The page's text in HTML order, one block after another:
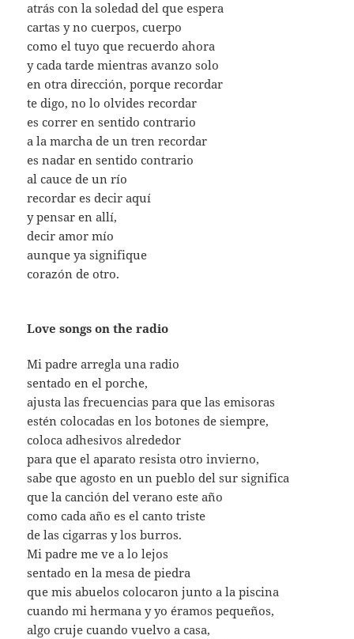
atrás con la soledad del que espera
cartas y no cuerpos, cuerpo
como el tuyo que recuerdo ahora
y cada tarde mientras avanzo solo
en otra dirección, porque recordar
te digo, no lo olvides recordar
es correr en sentido contrario
a la marcha de un tren recordar
es nadar en sentido contrario
al cauce de un río
recordar es decir aquí
y pensar en allí,
decir amor mío
aunque ya signifique
corazón de otro.
Love songs on the radio
Mi padre arregla una radio
sentado en el porche,
ajusta las frecuencias para que las emisoras
estén colocadas en los botones de siempre,
coloca adhesivos alrededor
para que el aparato resista otro invierno,
sabe que agosto en un pueblo del sur significa
que la canción del verano este año
como cada año es el canto triste
de las cigarras y los burros.
Mi padre me ve a lo lejos
sentado en la mesa de piedra
que mis abuelos colocaron junto a la piscina
cuando mi hermana y yo éramos pequeños,
algo cruje cuando vuelvo a casa,